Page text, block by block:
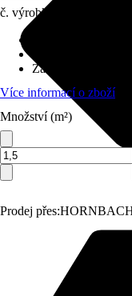
Prodej přes:
č. výrobku
Základní barva
Více informací o zboží
Množství (m²)